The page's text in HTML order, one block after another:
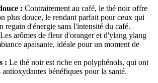
: Contrairement au café, le thé noir offre
plus douce, le rendant parfait pour ceux qui
regain d'énergie sans l'intensité du café.
Les arômes de fleur d'oranger et d'ylang ylang
apaisante, idéale pour un moment de
: Le thé noir est riche en polyphénols, qui ont
antioxydantes bénéfiques pour la santé.